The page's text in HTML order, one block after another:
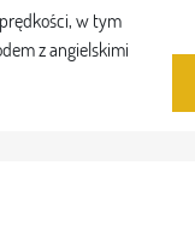
w tym
z angielskimi